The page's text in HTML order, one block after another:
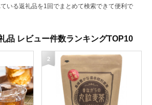
いる返礼品を1回でまとめて検索できて便利で
品 レビュー件数ランキングTOP10
2